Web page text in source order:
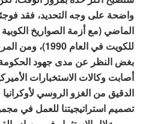
واضحة على وجه التحديد، فقد
للكويت في العام
بغض النظر عن مدى جهود الحكومة
أصابت وكالات الاستخبارات
تصميم استراتيجيتنا للعمل في